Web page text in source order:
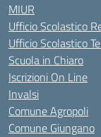
MIUR
Ufficio Scolastico
Ufficio Scolastico
Scuola in Chiaro
Iscrizioni On Line
Invalsi
Comune Agropoli
Comune Giungano